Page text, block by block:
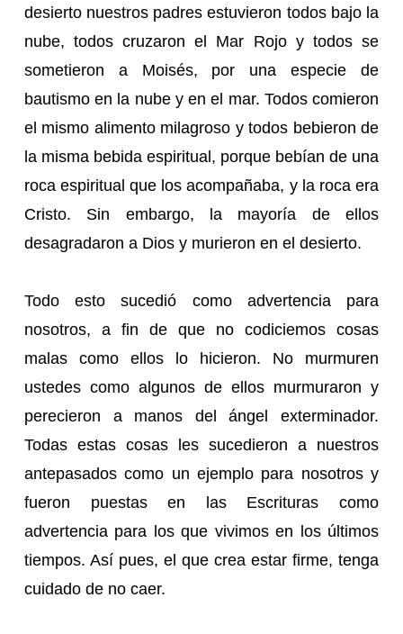
desierto nuestros padres estuvieron todos bajo la
nube, todos cruzaron el Mar Rojo y todos se
sometieron a Moisés, por una especie de
bautismo en la nube y en el mar. Todos comieron
el mismo alimento milagroso y todos bebieron de
la misma bebida espiritual, porque bebían de una
roca espiritual que los acompañaba, y la roca era
Cristo. Sin embargo, la mayoría de ellos
desagradaron a Dios y murieron en el desierto.
Todo esto sucedió como advertencia para
nosotros, a fin de que no codiciemos cosas
malas como ellos lo hicieron. No murmuren
ustedes como algunos de ellos murmuraron y
perecieron a manos del ángel exterminador.
Todas estas cosas les sucedieron a nuestros
antepasados como un ejemplo para nosotros y
fueron puestas en las Escrituras como
advertencia para los que vivimos en los últimos
tiempos. Así pues, el que crea estar firme, tenga
cuidado de no caer.